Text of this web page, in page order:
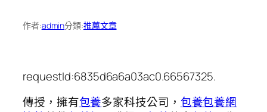
作者:admin分類:推薦文章
requestId:6835d6a6a03ac0.66567325.
傳授，擁有包養多家科技公司， 包養包養網